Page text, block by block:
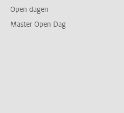
Open dagen
Master Open Dag